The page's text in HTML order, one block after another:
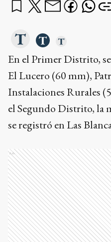
En el Primer Distrito,
El Lucero (60 mm),
Instalaciones Rurales
el Segundo Distrito, la
se registró en Las
Ads